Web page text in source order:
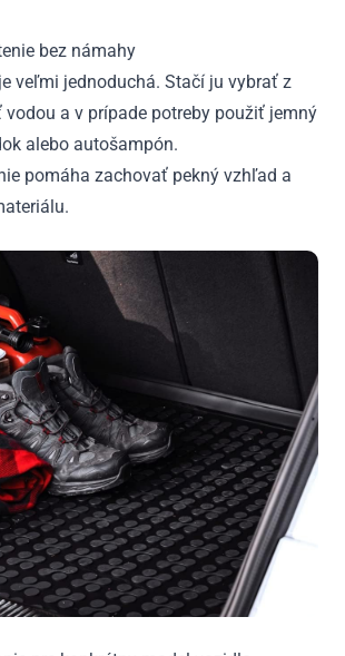
bez námahy
veľmi jednoduchá. Stačí ju vybrať z
a v prípade potreby použiť jemný
alebo autošampón.
pomáha zachovať pekný vzhľad a